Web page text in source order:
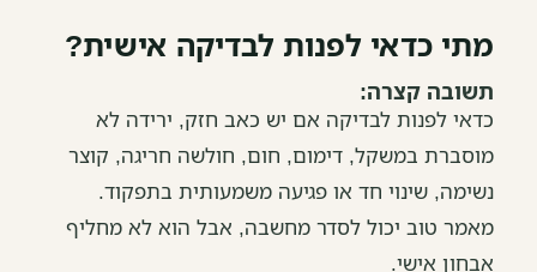
מתי כדאי לפנות לבדיקה אישית?
תשובה קצרה:
כדאי לפנות לבדיקה אם יש כאב חזק, ירידה לא
מוסברת במשקל, דימום, חום, חולשה חריגה, קוצר
נשימה, שינוי חד או פגיעה משמעותית בתפקוד.
מאמר טוב יכול לסדר מחשבה, אבל הוא לא מחליף
אבחון אישי.